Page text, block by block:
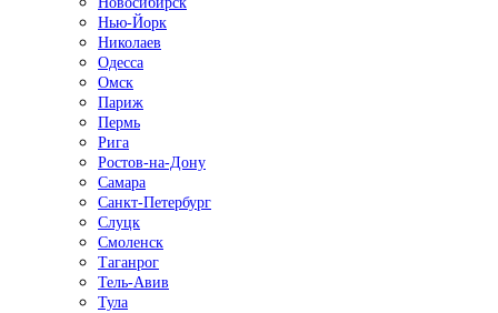
Нью-Йорк
Николаев
Одесса
Омск
Париж
Пермь
Рига
Ростов-на-Дону
Самара
Санкт-Петербург
Слуцк
Смоленск
Таганрог
Тель-Авив
Тула